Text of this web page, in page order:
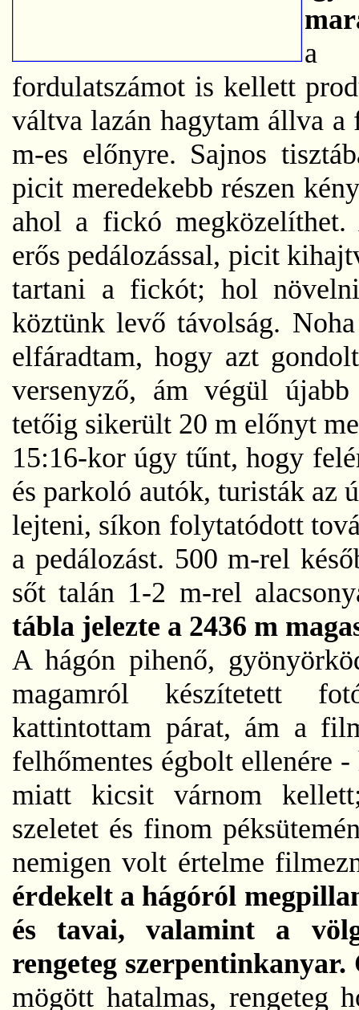
a
fordulatszámot is kellett
váltva lazán hagytam állva
m-es előnyre. Sajnos
picit meredekebb részen
ahol a fickó
erős pedálozással, picit
tartani a fickót; hol
köztünk levő távolság.
elfáradtam, hogy azt
versenyző, ám végül újabb
tetőig sikerült 20 m előnyt
15:16-kor úgy tűnt, hogy
és parkoló autók, turisták az
lejteni, síkon folytatódott
a pedálozást. 500 m-rel
sőt talán 1-2 m-rel
tábla jelezte a 2436 m
A hágón pihenő,
magamról készítetett
kattintottam párat, ám a
felhőmentes égbolt ellenére
miatt kicsit várnom
szeletet és finom
nemigen volt értelme
érdekelt a hágóról
és tavai, valamint a
rengeteg
mögött hatalmas, rengeteg